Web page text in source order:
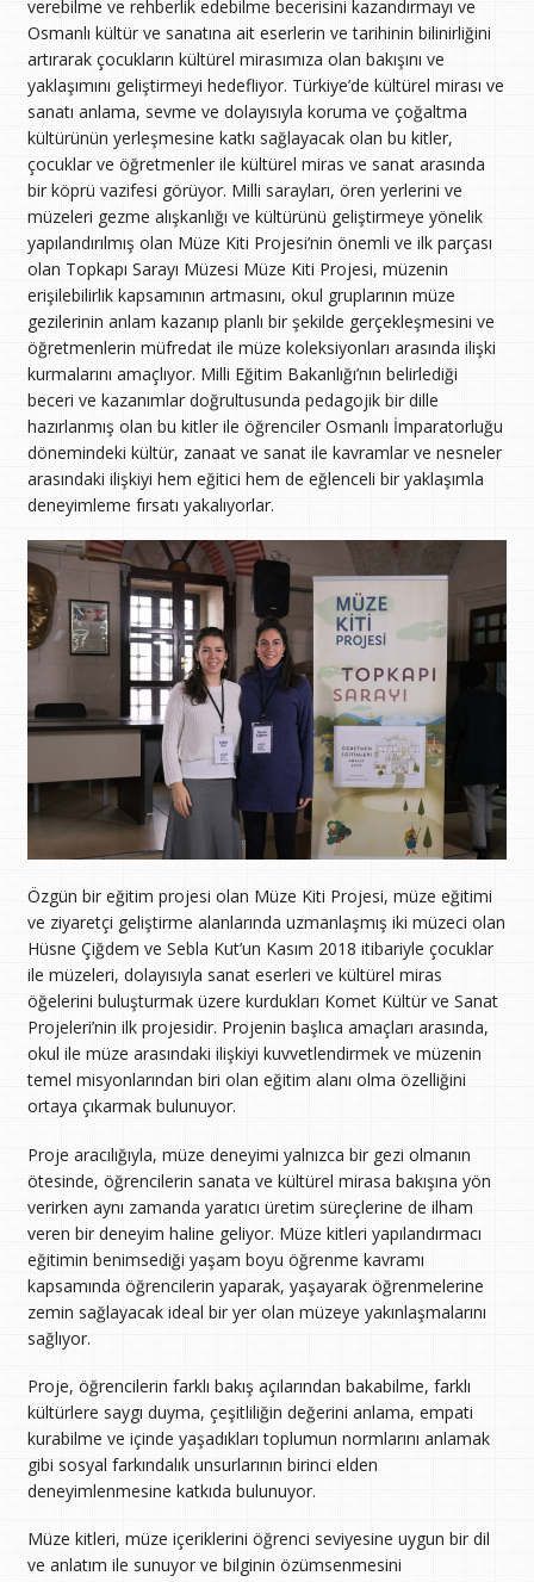
verebilme ve rehberlik edebilme becerisini kazandırmayı ve
Osmanlı kültür ve sanatına ait eserlerin ve tarihinin bilinirliğini
artırarak çocukların kültürel mirasımıza olan bakışını ve
yaklaşımını geliştirmeyi hedefliyor. Türkiye’de kültürel mirası ve
sanatı anlama, sevme ve dolayısıyla koruma ve çoğaltma
kültürünün yerleşmesine katkı sağlayacak olan bu kitler,
çocuklar ve öğretmenler ile kültürel miras ve sanat arasında
bir köprü vazifesi görüyor. Milli sarayları, ören yerlerini ve
müzeleri gezme alışkanlığı ve kültürünü geliştirmeye yönelik
yapılandırılmış olan Müze Kiti Projesi’nin önemli ve ilk parçası
olan Topkapı Sarayı Müzesi Müze Kiti Projesi, müzenin
erişilebilirlik kapsamının artmasını, okul gruplarının müze
gezilerinin anlam kazanıp planlı bir şekilde gerçekleşmesini ve
öğretmenlerin müfredat ile müze koleksiyonları arasında ilişki
kurmalarını amaçlıyor. Milli Eğitim Bakanlığı’nın belirlediği
beceri ve kazanımlar doğrultusunda pedagojik bir dille
hazırlanmış olan bu kitler ile öğrenciler Osmanlı İmparatorluğu
dönemindeki kültür, zanaat ve sanat ile kavramlar ve nesneler
arasındaki ilişkiyi hem eğitici hem de eğlenceli bir yaklaşımla
deneyimleme fırsatı yakalıyorlar.
Özgün bir eğitim projesi olan Müze Kiti Projesi, müze eğitimi
ve ziyaretçi geliştirme alanlarında uzmanlaşmış iki müzeci olan
Hüsne Çiğdem ve Sebla Kut’un Kasım 2018 itibariyle çocuklar
ile müzeleri, dolayısıyla sanat eserleri ve kültürel miras
öğelerini buluşturmak üzere kurdukları Komet Kültür ve Sanat
Projeleri’nin ilk projesidir. Projenin başlıca amaçları arasında,
okul ile müze arasındaki ilişkiyi kuvvetlendirmek ve müzenin
temel misyonlarından biri olan eğitim alanı olma özelliğini
ortaya çıkarmak bulunuyor.
Proje aracılığıyla, müze deneyimi yalnızca bir gezi olmanın
ötesinde, öğrencilerin sanata ve kültürel mirasa bakışına yön
verirken aynı zamanda yaratıcı üretim süreçlerine de ilham
veren bir deneyim haline geliyor. Müze kitleri yapılandırmacı
eğitimin benimsediği yaşam boyu öğrenme kavramı
kapsamında öğrencilerin yaparak, yaşayarak öğrenmelerine
zemin sağlayacak ideal bir yer olan müzeye yakınlaşmalarını
sağlıyor.
Proje, öğrencilerin farklı bakış açılarından bakabilme, farklı
kültürlere saygı duyma, çeşitliliğin değerini anlama, empati
kurabilme ve içinde yaşadıkları toplumun normlarını anlamak
gibi sosyal farkındalık unsurlarının birinci elden
deneyimlenmesine katkıda bulunuyor.
Müze kitleri, müze içeriklerini öğrenci seviyesine uygun bir dil
ve anlatım ile sunuyor ve bilginin özümsenmesini